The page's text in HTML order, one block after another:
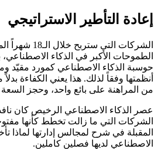
إعادة التأطير الاستراتيجي
الشركات التي
الطموحات الأكبر في الذكاء الاصطناعي،
حوسبة الذكاء الاصطناعي كمورد مقيّد
أنظمتها وفقاً لذلك. هذا يعني الكفاءة بدلاً
من المراهنة على بائع واحد، وحجز
عصر الذكاء الاصطناعي الرخيص كان
الشركات التي ما زالت تخطط كأنها
المقبلة في شرح لمجالس إدارتها لماذا
الاصطناعي لديها فصلين كاملين.